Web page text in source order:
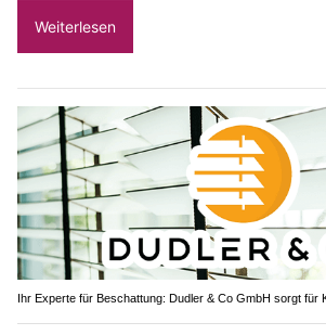
Weiterlesen
Ihr Experte für Beschattung: Dudler & Co GmbH sorgt für